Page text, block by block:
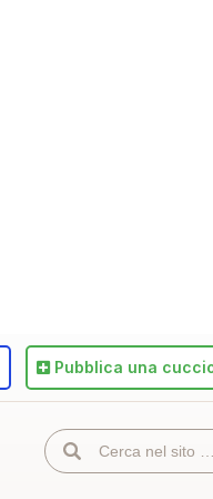
Pubblica una